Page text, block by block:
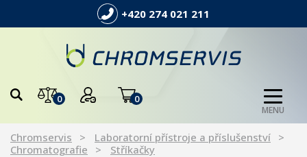
+420 274 021 211
0 0
MENU
Chromservis
Laboratorní přístroje a příslušenství
Chromatografie
Stříkačky